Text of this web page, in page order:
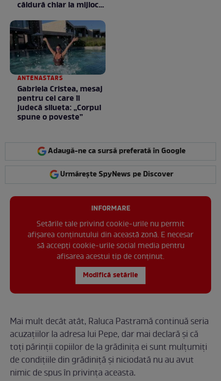
căldură chiar la mijlocul
ANTENASTARS
Gabriela Cristea, mesaj
pentru cei care îi
judecă silueta: „Corpul
spune o poveste”
Adaugă-ne ca sursă preferată în Google
Urmărește SpyNews pe Discover
INFORMARE
Setările tale privind cookie-urile nu permit
afișarea conținutului din această zonă. E necesar
să accepți cookie-urile social media pentru
afisarea acestui tip de conținut.
Modifică setările
Mai mult decât atât, Raluca Pastramă continuă seria
acuzațiilor la adresa lui Pepe, dar mai declară și că
toți părinții copiilor de la grădinița ei sunt mulțumiți
de condițiile din grădiniță și niciodată nu au avut
nimic de spus în privința aceasta.